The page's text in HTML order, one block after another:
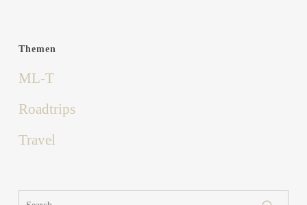
Themen
ML-T
Roadtrips
Travel